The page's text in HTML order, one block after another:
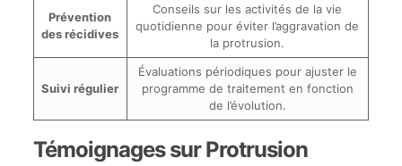
Prévention
des récidives
Conseils sur les activités de la vie
quotidienne pour éviter l’aggravation de
la protrusion.
Suivi régulier
Évaluations périodiques pour ajuster le
programme de traitement en fonction
de l’évolution.
Témoignages sur Protrusion